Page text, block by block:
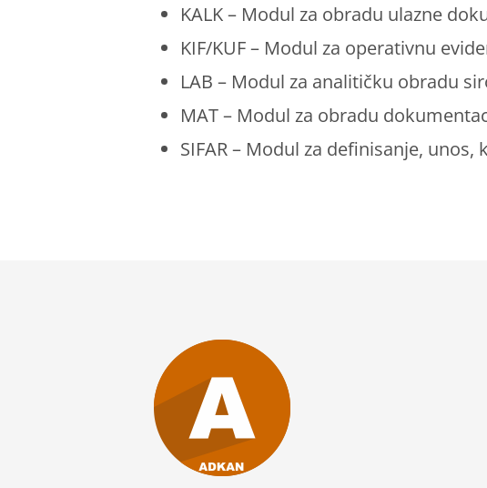
KALK – Modul za obradu ulazne
KIF/KUF – Modul za operativnu
LAB – Modul za analitičku obradu
MAT – Modul za obradu
SIFAR – Modul za definisanje,